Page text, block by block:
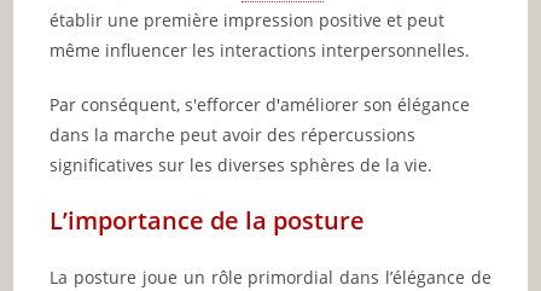
établir une première impression positive et peut
même influencer les interactions interpersonnelles.
Par conséquent, s'efforcer d'améliorer son élégance
dans la marche peut avoir des répercussions
significatives sur les diverses sphères de la vie.
L’importance de la posture
La posture joue un rôle primordial dans l’élégance de